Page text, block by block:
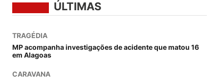
ÚLTIMAS
TRAGÉDIA
MP acompanha investigações de acidente que matou 16
em Alagoas
CARAVANA